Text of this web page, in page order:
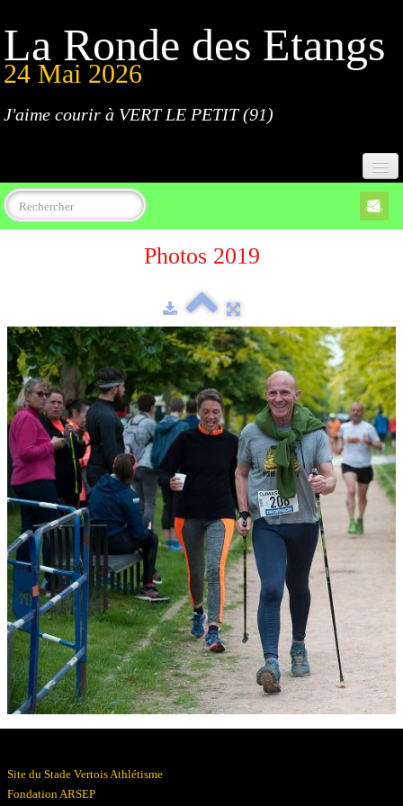
La Ronde des Etangs
24 Mai 2026
J'aime courir à VERT LE PETIT (91)
Accueil
Règlement
Parcours
Résultats
Devenez bénévoles
Partenaires
Photos▼
Photos 2019
Site du Stade Vertois Athlétisme
Fondation ARSEP